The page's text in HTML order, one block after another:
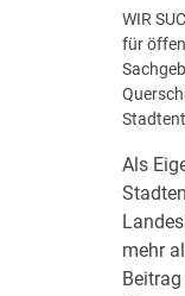
WIR
für
Als
mehr